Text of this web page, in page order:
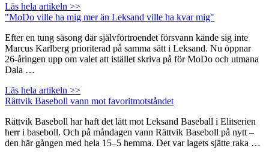
Läs hela artikeln >>
"MoDo ville ha mig mer än Leksand ville ha kvar mig"
Efter en tung säsong där självförtroendet försvann kände sig inte
Marcus Karlberg prioriterad på samma sätt i Leksand. Nu öppnar
26-åringen upp om valet att istället skriva på för MoDo och utmana
Dala …
Läs hela artikeln >>
Rättvik Baseboll vann mot favoritmotståndet
Rättvik Baseboll har haft det lätt mot Leksand Baseball i Elitserien
herr i baseboll. Och på måndagen vann Rättvik Baseboll på nytt –
den här gången med hela 15–5 hemma. Det var lagets sjätte raka …